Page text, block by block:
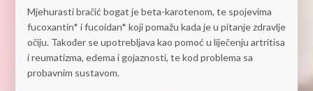
Mjehurasti bračić bogat je beta-karotenom, te spojevima
fucoxantin* i fucoidan* koji pomažu kada je u pitanje zdravlje
očiju. Također se upotrebljava kao pomoć u liječenju artritisa
i reumatizma, edema i gojaznosti, te kod problema sa
probavnim sustavom.